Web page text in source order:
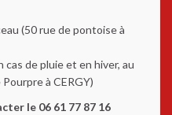
(50 rue de pontoise à
cas de pluie et en hiver, au
à CERGY)
le 06 61 77 87 16